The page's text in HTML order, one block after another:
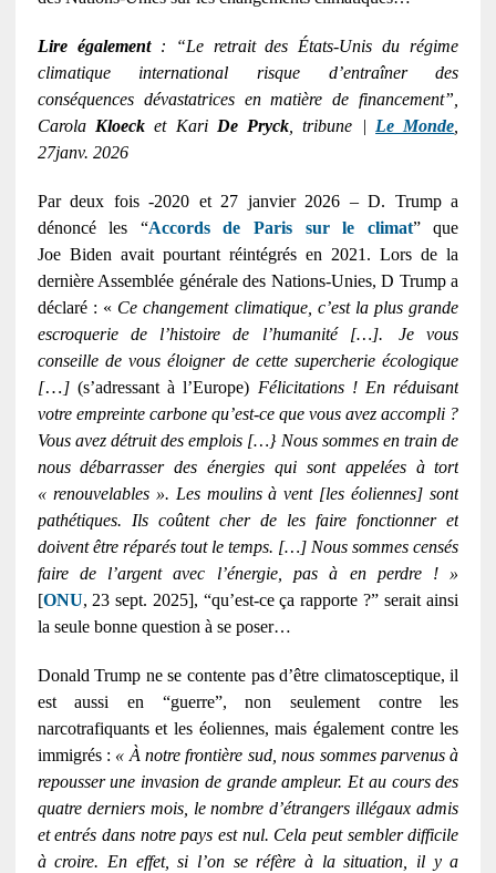
Lire également
: “Le retrait des États-Unis du régime
climatique international risque d’entraîner des
conséquences dévastatrices en matière de financement”,
Carola Kloecket Kari De Pryck , tribune | Le Monde
27janv. 2026
Par deux fois -2020 et 27 janvier 2026 – D. Trump a
dénoncé les “Accords de Paris sur le climat” que
Joe Biden avait pourtant réintégrés en 2021. Lors de la
dernière Assemblée générale des Nations-Unies, D Trump a
déclaré : « Ce changement climatique, c’est la plus grande
escroquerie de l’histoire de l’humanité […].
Je vous
conseille de vous éloigner de cette supercherie écologique
[… ] (s’adressant à l’Europe) Félicitations ! En réduisant
votre empreinte carbone qu’est-ce que vous avez accompli ?
Vous avez détruit des emplois […} Nous sommes en train de
nous débarrasser des énergies qui sont appelées à tort
« renouvelables ». Les moulins à vent [les éoliennes] sont
pathétiques. Ils coûtent cher de les faire fonctionner et
doivent être réparés tout le temps. […] Nous sommes censés
faire de l’argent avec l’énergie, pas à en perdre ! »
[ONU, 23 sept. 2025], “qu’est-ce ça rapporte ?” serait ainsi
la seule bonne question à se poser…
Donald Trump ne se contente pas d’être climatosceptique, il
est aussi en “guerre”, non seulement contre les
narcotrafiquants et les éoliennes, mais également contre les
immigrés : « À notre frontière sud, nous sommes parvenus à
repousser une invasion de grande ampleur. Et au cours des
quatre derniers mois, le nombre d’étrangers illégaux admis
et entrés dans notre pays est nul. Cela peut sembler difficile
à croire. En effet, si l’on se réfère à la situation, il y a